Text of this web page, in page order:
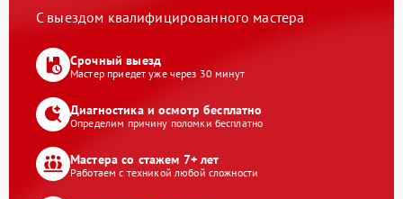
С выездом квалифицированного мастера
Срочный выезд
Мастер приедет уже через 30 минут
Диагностика и осмотр бесплатно
Определим причину поломки бесплатно
Мастера со стажем 7+ лет
Работаем с техникой любой сложности